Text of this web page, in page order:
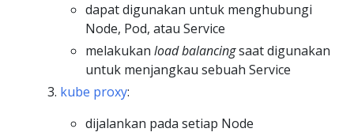
dapat digunakan untuk menghubungi
Node, Pod, atau Service
melakukan load balancingsaat digunakan
untuk menjangkau sebuah Service
kube proxy:
dijalankan pada setiap Node